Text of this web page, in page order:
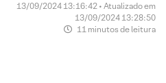
13/09/2024 13:16:42 • Atualizado em
13/09/2024 13:28:50
11 minutos de leitura